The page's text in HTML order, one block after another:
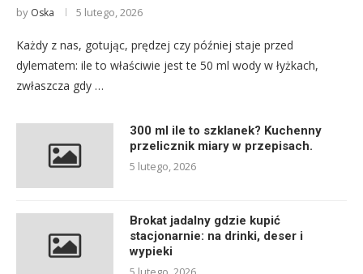
by Oska 5 lutego, 2026
Każdy z nas, gotując, prędzej czy później staje przed
dylematem: ile to właściwie jest te 50 ml wody w łyżkach,
zwłaszcza gdy …
300 ml ile to szklanek? Kuchenny
przelicznik miary w przepisach.
5 lutego, 2026
Brokat jadalny gdzie kupić
stacjonarnie: na drinki, deser i
wypieki